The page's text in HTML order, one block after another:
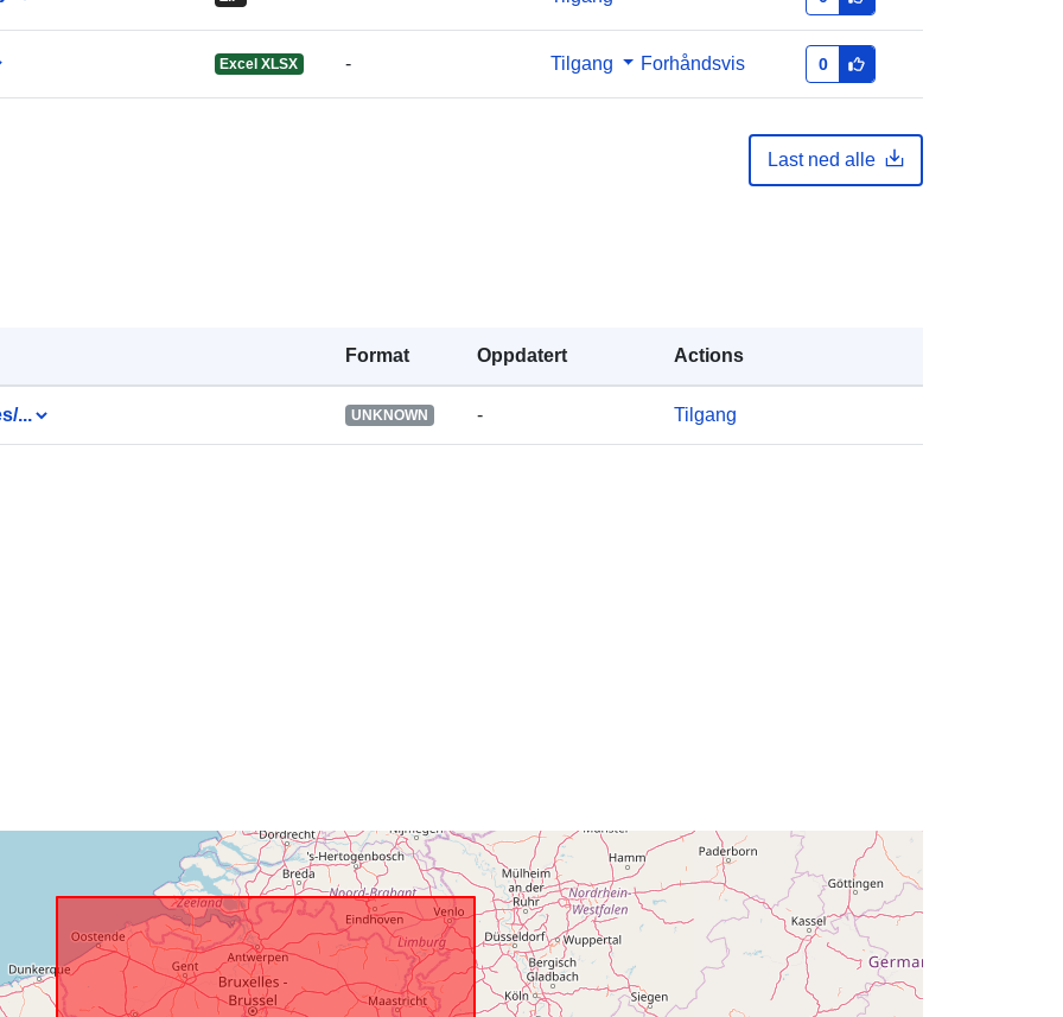
Excel XLSX - Tilgang Forhåndsvis 0
Last ned alle
Format Oppdatert Actions
... UNKNOWN - Tilgang
https://statbel.fgov.be/en
Lagt til data.europa.eu: 04 May 2023
Oppdatert på data.europa.eu: 30
Polygon
Identifikatorer: NodeID2650